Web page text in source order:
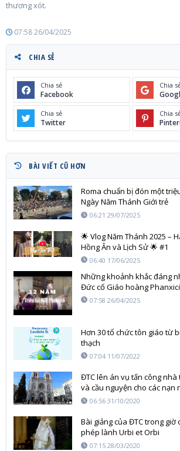
thương xót.
07:58 26/04/2025
CHIA SẺ
Chia sẻ
Facebook
Chia
Chia sẻ
Twitter
Chia
BÀI VIẾT CŨ HƠN
Roma chuẩn bị đón một
Ngày Năm Thánh Giới trẻ
06:21 29/07/2025
🌟 Vlog Năm Thánh 2025 –
Hồng Ân và Lịch Sử 🌟 #1
06:40 17/06/2025
Những khoảnh khắc đáng
Đức cố Giáo hoàng
07:58 26/04/2025
Hơn 30 tổ chức tôn giáo từ
thạch
07:04 11/07/2022
ĐTC lên án vụ tấn công
và cầu nguyện cho các nạn
06:56 31/10/2020
Bài giảng của ĐTC trong giờ
phép lành Urbi et Orbi
07:15 28/03/2020